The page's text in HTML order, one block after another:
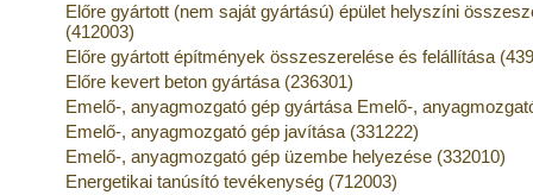
Előre gyártott (nem saját gyártású) épület helyszíni
(412003)
Előre gyártott építmények összeszerelése és felállítása
Előre kevert beton gyártása (236301)
Emelő-, anyagmozgató gép gyártása Emelő-,
Emelő-, anyagmozgató gép javítása (331222)
Emelő-, anyagmozgató gép üzembe helyezése (332010)
Energetikai tanúsító tevékenység (712003)